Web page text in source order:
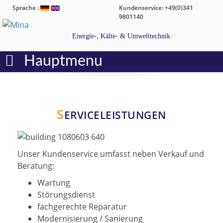
Sprache :
Kundenservice: +49(0)341
9801140
Energie-, Kälte- & Umwelttechnik
Hauptmenu
SERVICELEISTUNGEN
Unser Kundenservice umfasst neben Verkauf und
Beratung:
Wartung
Störungsdienst
fachgerechte Reparatur
Modernisierung / Sanierung